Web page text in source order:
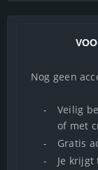
Nog geen
-
Veilig
of met
-
Gratis
-
Je